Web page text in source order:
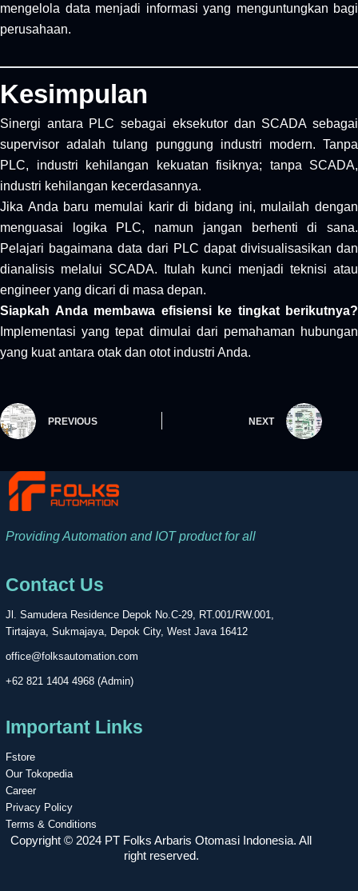
mengelola data menjadi informasi yang menguntungkan bagi
perusahaan.
Kesimpulan
Sinergi antara PLC sebagai eksekutor dan SCADA sebagai
supervisor adalah tulang punggung industri modern. Tanpa
PLC, industri kehilangan kekuatan fisiknya; tanpa SCADA,
industri kehilangan kecerdasannya.
Jika Anda baru memulai karir di bidang ini, mulailah dengan
menguasai logika PLC, namun jangan berhenti di sana.
Pelajari bagaimana data dari PLC dapat divisualisasikan dan
dianalisis melalui SCADA. Itulah kunci menjadi teknisi atau
engineer yang dicari di masa depan.
Siapkah Anda membawa efisiensi ke tingkat berikutnya?
Implementasi yang tepat dimulai dari pemahaman hubungan
yang kuat antara otak dan otot industri Anda.
PREVIOUS NEXT
Providing Automation and IOT product for all
Contact Us
Jl. Samudera Residence Depok No.C-29, RT.001/RW.001,
Tirtajaya, Sukmajaya, Depok City, West Java 16412
office@folksautomation.com
+62 821 1404 4968 (Admin)
Important Links
Fstore
Our Tokopedia
Career
Privacy Policy
Terms & Conditions
Copyright © 2024 PT Folks Arbaris Otomasi Indonesia. All
right reserved.